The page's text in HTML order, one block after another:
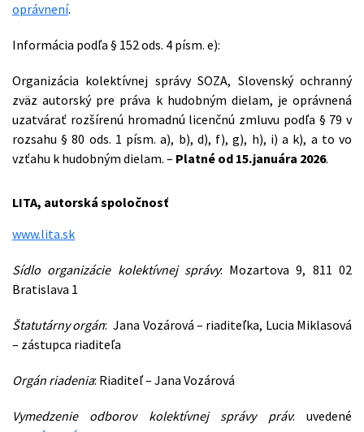
oprávnení.
Informácia podľa § 152 ods. 4 písm. e):
Organizácia kolektívnej správy SOZA, Slovenský ochranný
zväz autorský pre práva k hudobným dielam, je oprávnená
uzatvárať rozšírenú hromadnú licenčnú zmluvu podľa § 79 v
rozsahu § 80 ods. 1 písm. a), b), d), f), g), h), i) a k), a to vo
vzťahu k hudobným dielam. – Platné od 15.januára 2026.
LITA, autorská spoločnosť
www.lita.sk
Sídlo organizácie kolektívnej správy: Mozartova 9, 811 02
Bratislava 1
Štatutárny orgán: Jana Vozárová – riaditeľka, Lucia Miklasová
– zástupca riaditeľa
Orgán riadenia: Riaditeľ – Jana Vozárová
Vymedzenie odborov kolektívnej správy práv: uvedené